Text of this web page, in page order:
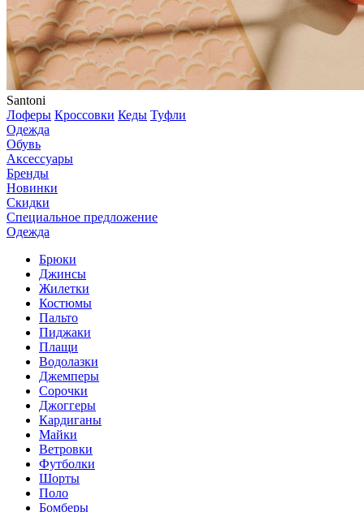
Santoni
Лоферы Кроссовки Кеды Туфли
Одежда
Обувь
Аксессуары
Бренды
Новинки
Скидки
Специальное предложение
Одежда
Брюки
Джинсы
Жилетки
Костюмы
Пальто
Пиджаки
Плащи
Водолазки
Джемперы
Сорочки
Джоггеры
Кардиганы
Майки
Ветровки
Футболки
Шорты
Поло
Бомберы